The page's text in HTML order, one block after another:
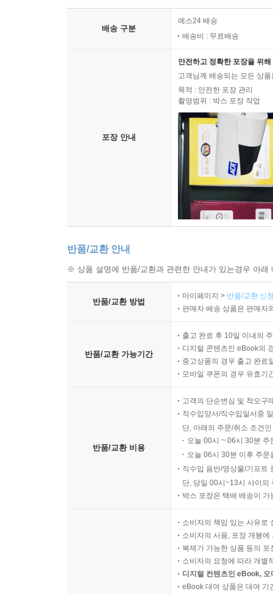
배송 구분
예스24 배송
배송비 : 무료배송
포장 안내
안전하고 정확한 포장을 위
고객님께 배송되는 모든 상
목적 : 안전한 포장 관리
촬영범위 : 박스 포장 작업
반품/교환 안내
※ 상품 설명에 반품/교환과 관련한 안내가 있는경우 아
반품/교환 방법
마이페이지 > 반품/교환 신
판매자 배송 상품은 판매자
반품/교환 가능기간
출고 완료 후 10일 이내의
디지털 콘텐츠인 eBook의
중고상품의 경우 출고 완료
모바일 쿠폰의 경우 유효기
반품/교환 비용
고객의 단순변심 및 착오구
직수입양서/직수입일서중
단, 아래의 주문/취소 조건
오늘 00시 ~ 06시 30분
오늘 06시 30분 이후 주
직수입 음반/영상물/기프트
단, 당일 00시~13시 사이의
박스 포장은 택배 배송이
소비자의 책임 있는 사유로
소비자의 사용, 포장 개봉
복제가 가능한 상품 등의
소비자의 요청에 따라 개별
디지털 컨텐츠인 eBook,
eBook 대여 상품은 대여 기